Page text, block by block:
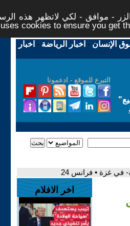
- موافق - لكي لاتظهر هذه
cookies to ensure you get
الإنسان - اخبار الرياضة - اخبار
التبرع للموقع - ادعمونا
"
في غزة • فرانس 24
اخر الافلام